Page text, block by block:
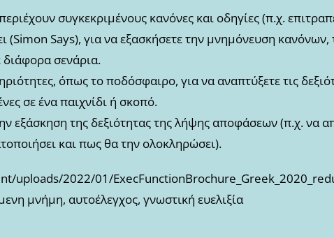
συγκεκριμένους κανόνες και οδηγίες (π.χ.
(Simon Says), για να εξασκήσετε την μνημόνευση κανόνων,
σενάρια.
όπως το ποδόσφαιρο, για να αναπτύξετε τις
σε ένα παιχνίδι ή σκοπό.
εξάσκηση της δεξιότητας της λήψης αποφάσεων (π.χ. να
και πως θα την ολοκληρώσει).
uploads/2022/01/
μνήμη, αυτοέλεγχος, γνωστική ευελιξία